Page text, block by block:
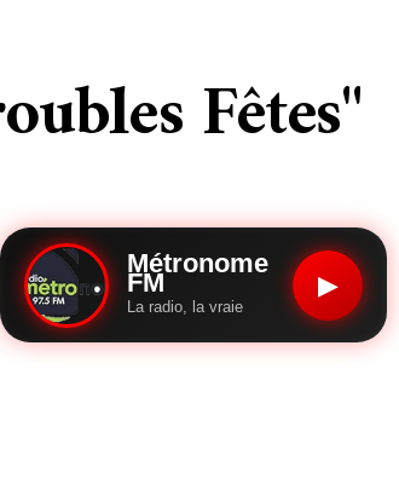
Fêtes"
Métronome
FM
La radio, la vraie
▶